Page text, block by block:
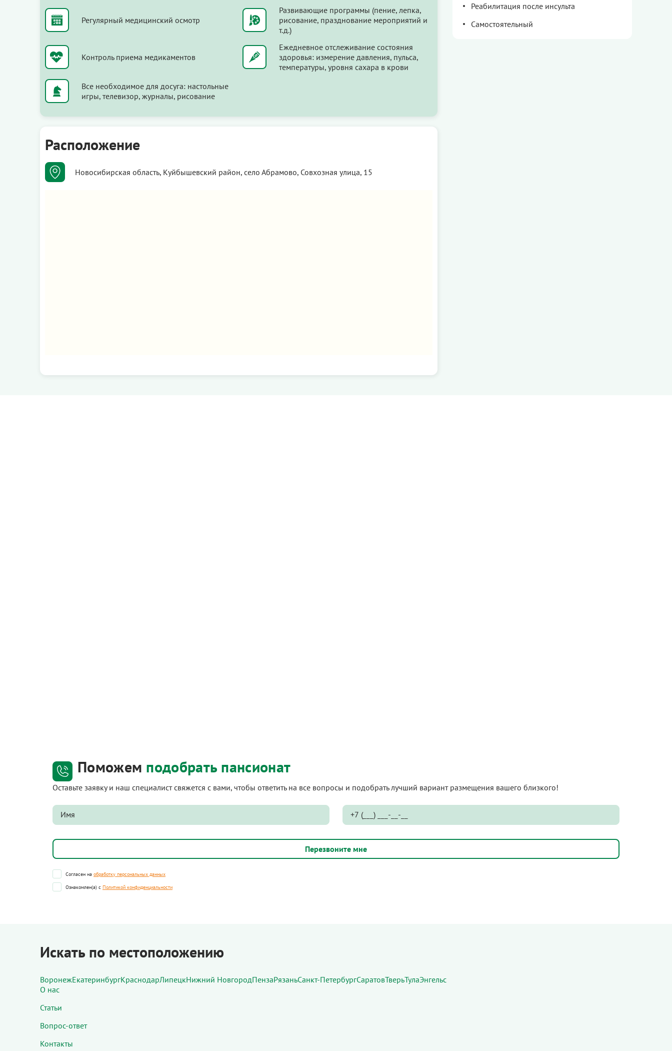
Регулярный медицинский осмотр
Развивающие программы (пение, лепка,
рисование, празднование мероприятий и
т.д.)
Контроль приема медикаментов
Ежедневное отслеживание состояния
здоровья: измерение давления, пульса,
температуры, уровня сахара в крови
Все необходимое для досуга: настольные
игры, телевизор, журналы, рисование
Расположение
Новосибирская область, Куйбышевский район, село Абрамово, Совхозная улица, 15
Реабилитация после инсульта
Самостоятельный
Поможем подобрать пансионат
Оставьте заявку и наш специалист свяжется с вами, чтобы ответить на все вопросы и подобрать лучший вариант размещения вашего близкого!
Согласен на обработку персональных данных
Ознакомлен(а) с Политикой конфиденциальности
Искать по местоположению
ВоронежЕкатеринбургКраснодарЛипецкНижний НовгородПензаРязаньСанкт-ПетербургСаратовТверьТулаЭнгельс
О нас
Статьи
Вопрос-ответ
Контакты